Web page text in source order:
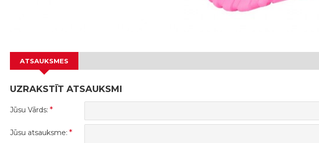
ATSAUKSMES
UZRAKSTĪT ATSAUKSMI
Jūsu Vārds:
Jūsu atsauksme: